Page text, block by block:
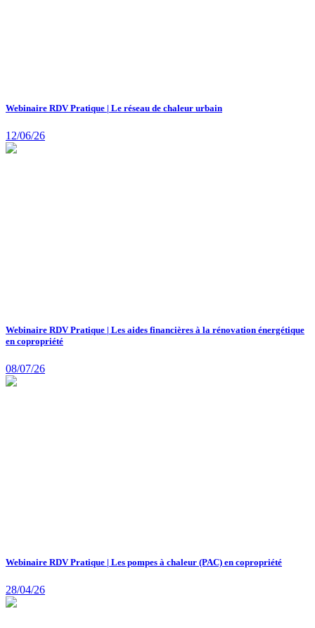
Webinaire RDV Pratique | Le réseau de chaleur urbain
12/06/26
Webinaire RDV Pratique | Les aides financières à la rénovation énergétique
en copropriété
08/07/26
Webinaire RDV Pratique | Les pompes à chaleur (PAC) en copropriété
28/04/26